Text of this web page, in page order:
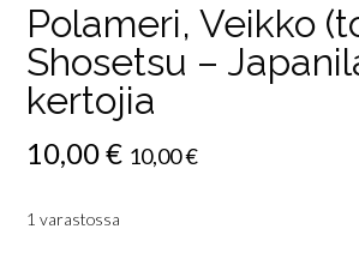
Polameri, Veikko
Shosetsu –
kertojia
10,00€ 10,00€
1 varastossa